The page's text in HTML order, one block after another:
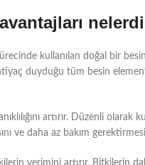
kullanılan doğal bir
duyduğu tüm besin
artırır. Düzenli olarak
ve daha az bakım
verimini artırır. Bitkilerin